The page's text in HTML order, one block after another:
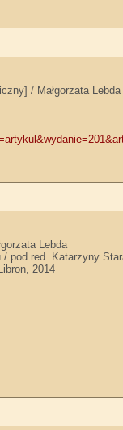
/ Małgorzata Lebda
Lebda
pod red. Katarzyny
2014